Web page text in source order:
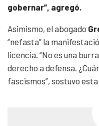
gobernar”, agregó.
Asimismo, el abogado
“nefasta” la
licencia. “No es una
derecho a defensa.
fascismos”, sostuvo esta